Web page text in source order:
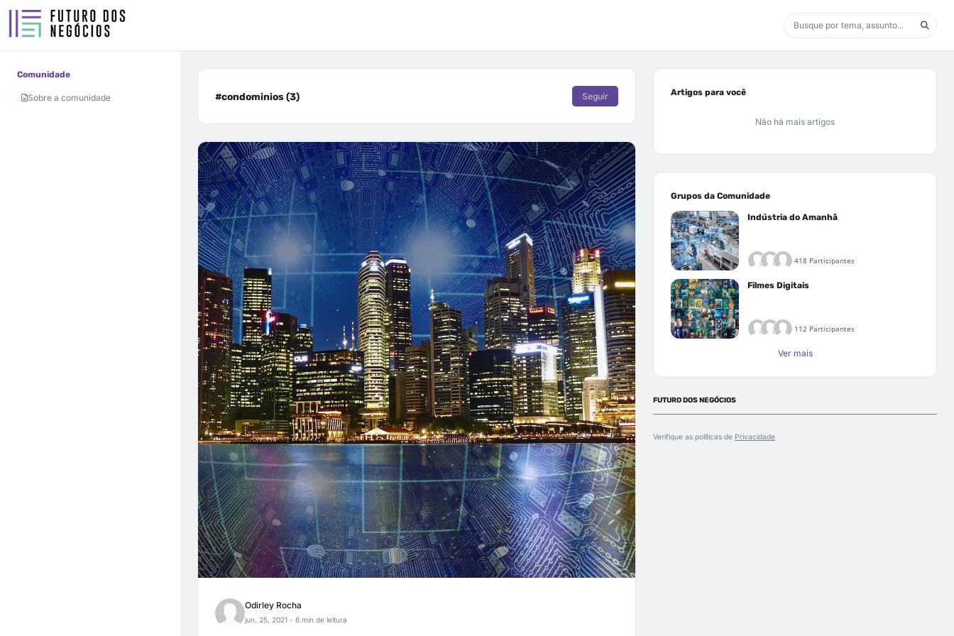
Comunidade
Sobre a comunidade #condominios (3) Seguir
Odirley Rocha
jun. 25, 2021 - 6 min de leitura
Artigos para você
Não há mais artigos
Grupos da Comunidade
Indústria do Amanhã
418 Participantes
Filmes Digitais
112 Participantes
Ver mais
FUTURO DOS NEGÓCIOS
Verifique as políticas de Privacidade